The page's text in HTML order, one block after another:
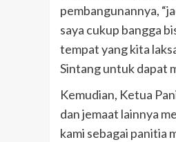
pembangunannya,
saya cukup bangga
tempat yang kita
Sintang untuk dapat
Kemudian, Ketua
dan jemaat lainnya
kami sebagai panitia